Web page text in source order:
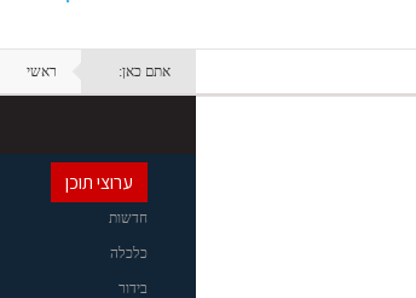
אתם כאן: ראשי
ערוצי תוכן
חדשות
כלכלה
בידור